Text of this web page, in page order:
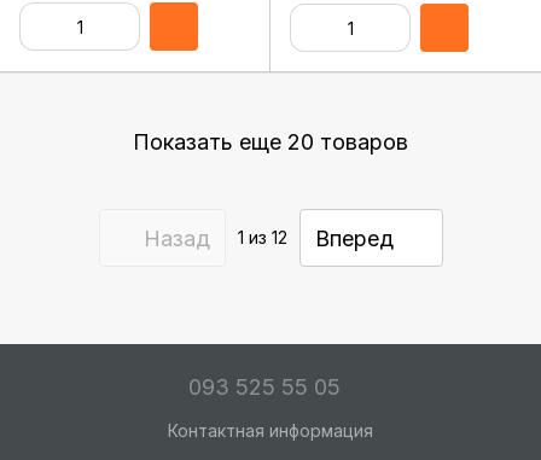
Показать еще 20 товаров
Назад 1 из 12 Вперед
093 525 55 05
Контактная информация